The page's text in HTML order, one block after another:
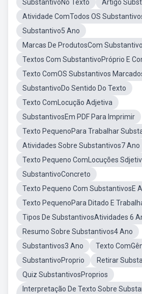
SubstantivoNo Texto
Artigo
Atividade ComTodos OS
Substantivo5 Ano
Marcas De ProdutosCom
Textos Com SubstantivoPróprio E
Texto ComOS Substantivos
SubstantivoDo Sentido Do Texto
Texto ComLocução Adjetiva
SubstantivosEm PDF Para Imprimir
Texto PequenoPara Trabalhar
Atividades Sobre Substantivos7 Ano
Texto Pequeno ComLocuções
SubstantivoConcreto
Texto Pequeno Com SubstantivosE
Texto PequenoPara Ditado E
Tipos De SubstantivosAtividades 6
Resumo Sobre Substantivos4 Ano
Substantivos3 Ano
Texto
SubstantivoProprio
Retirar
Quiz SubstantivosProprios
Interpretação De Texto Sobre